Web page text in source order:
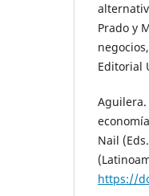
Prado y
Editorial
Aguilera.
Nail
https://